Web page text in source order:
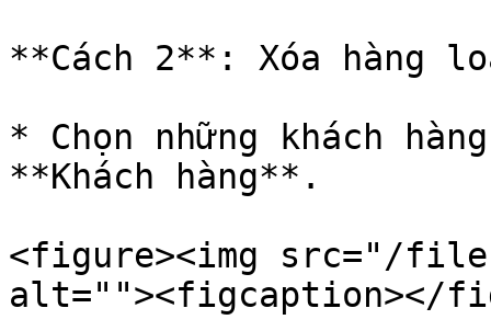
**Cách 2**: Xóa hàng
* Chọn những khách
**Khách hàng**.
<figure><img src="/files/
alt=""><figcaption></